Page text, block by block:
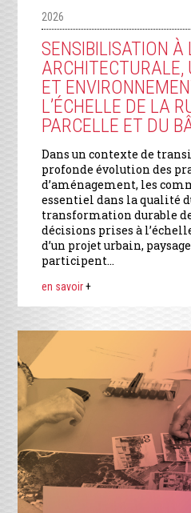
2026
SENSIBILISATION
ARCHITECTURALE,
ET
L’ÉCHELLE DE LA
PARCELLE ET DU
Dans un contexte de
profonde évolution des
d’aménagement, les
essentiel dans la qualité
transformation durable
décisions prises à
d’un projet urbain,
participent…
en savoir+